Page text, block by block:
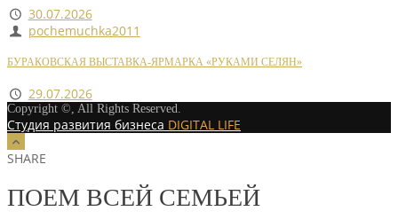
30.07.2026
pochemuchka2011
БУРАКОВСКАЯ ВЫСТАВКА-ЯРМАРКА «РУКАМИ СЕЛЯН»
29.07.2026
Copyright ©, All Rights Reserved.
Студия развития бизнеса DIGITAL LIFE
SHARE
ПОЕМ ВСЕЙ СЕМЬЕЙ